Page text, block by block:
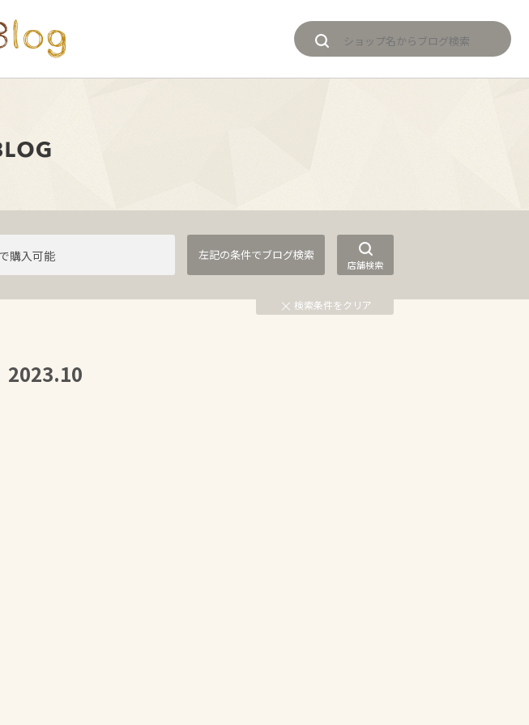
購入可能
店舗検索
検索条件をクリア
2023.10